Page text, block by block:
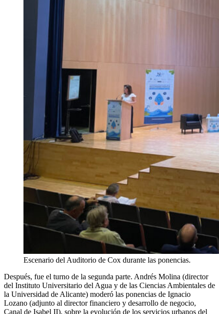
Escenario del Auditorio de Cox durante las ponencias.
Después, fue el turno de la segunda parte. Andrés Molina (director
del Instituto Universitario del Agua y de las Ciencias Ambientales de
la Universidad de Alicante) moderó las ponencias de Ignacio
Lozano (adjunto al director financiero y desarrollo de negocio,
Canal de Isabel II), sobre la evolución de los servicios urbanos del